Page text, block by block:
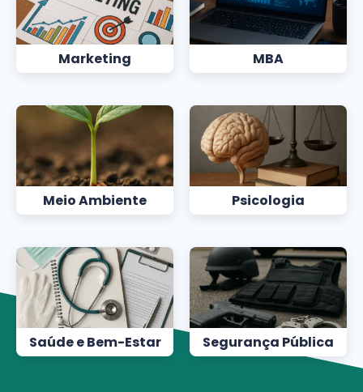
Marketing MBA
Meio Ambiente Psicologia
Saúde e Bem-Estar Segurança Pública